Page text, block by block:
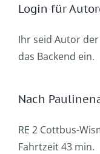
Login für
Ihr seid Autor
das Backend ein.
Nach
RE 2 Cottbus-
Fahrtzeit 43 min.